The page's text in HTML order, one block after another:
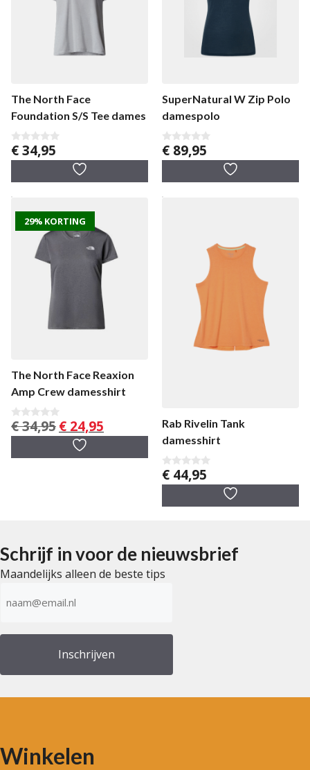
The North Face
Foundation S/S Tee dames
0
v
€34,95
SuperNatural W Zip Polo
damespolo
0
v
5
€ 89,95
29% KORTING
The North Face Reaxion
Amp Crew damesshirt
0
v
5
€34,95 Oorspronkelijke
prijs
was:
€ 24,95
prijs
Rab Rivelin Tank
damesshirt
0
v
5
€ 44,95
Schrijf in voor de nieuwsbrief
Maandelijks alleen de beste tips
mailadres
Winkelen